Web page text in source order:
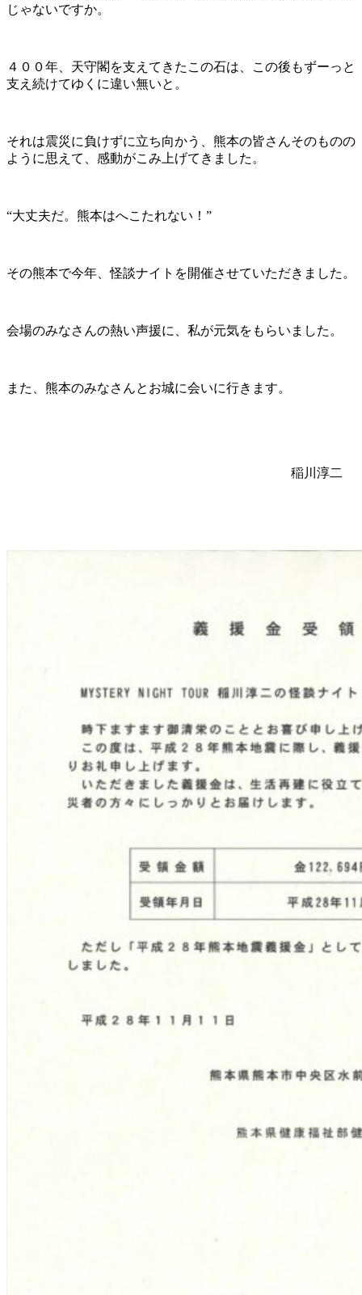
じゃないですか。
４００年、天守閣を支えてきたこの石は、この後もずーっと
支え続けてゆくに違い無いと。
それは震災に負けずに立ち向かう、熊本の皆さんそのものの
ように思えて、感動がこみ上げてきました。
“大丈夫だ。熊本はへこたれない！”
その熊本で今年、怪談ナイトを開催させていただきました。
会場のみなさんの熱い声援に、私が元気をもらいました。
また、熊本のみなさんとお城に会いに行きます。
稲川淳二